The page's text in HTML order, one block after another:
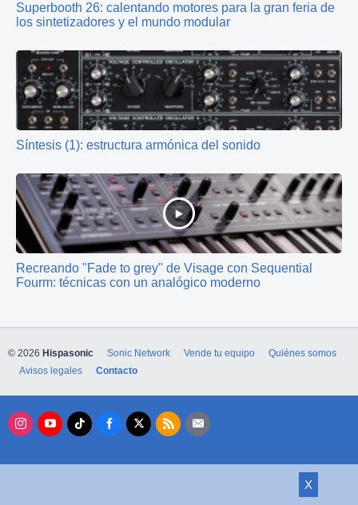
Superbooth 26: calentando motores para la gran feria de
los sintetizadores y el mundo modular
Síntesis (1): estructura armónica del sonido
Recreando "Fade to grey" de Visage con Sequential
Fourm: técnicas con un analógico moderno
X
© 2026 Hispasonic Sonic Network Vende tu equipo
Quiénes somos
Avisos legales
Contacto